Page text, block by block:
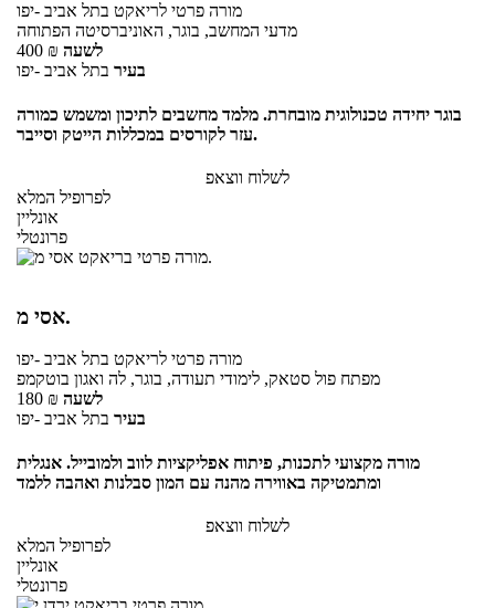
מורה פרטי לריאקט בתל אביב -יפו
מדעי המחשב, בוגר, האוניברסיטה הפתוחה
400 ₪ לשעה
בעיר בתל אביב -יפו
בוגר יחידה טכנולוגית מובחרת. מלמד מחשבים לתיכון ומשמש כמורה
עזר לקורסים במכללות הייטק וסייבר.
לשלוח ווצאפ
לפרופיל המלא
אונליין
פרונטלי
אסי מ.
מורה פרטי לריאקט בתל אביב -יפו
מפתח פול סטאק, לימודי תעודה, בוגר, לה ואגון בוטקמפ
180 ₪ לשעה
בעיר בתל אביב -יפו
מורה מקצועי לתכנות, פיתוח אפליקציות לווב ולמובייל. אנגלית
ומתמטיקה באווירה מהנה עם המון סבלנות ואהבה ללמד
לשלוח ווצאפ
לפרופיל המלא
אונליין
פרונטלי